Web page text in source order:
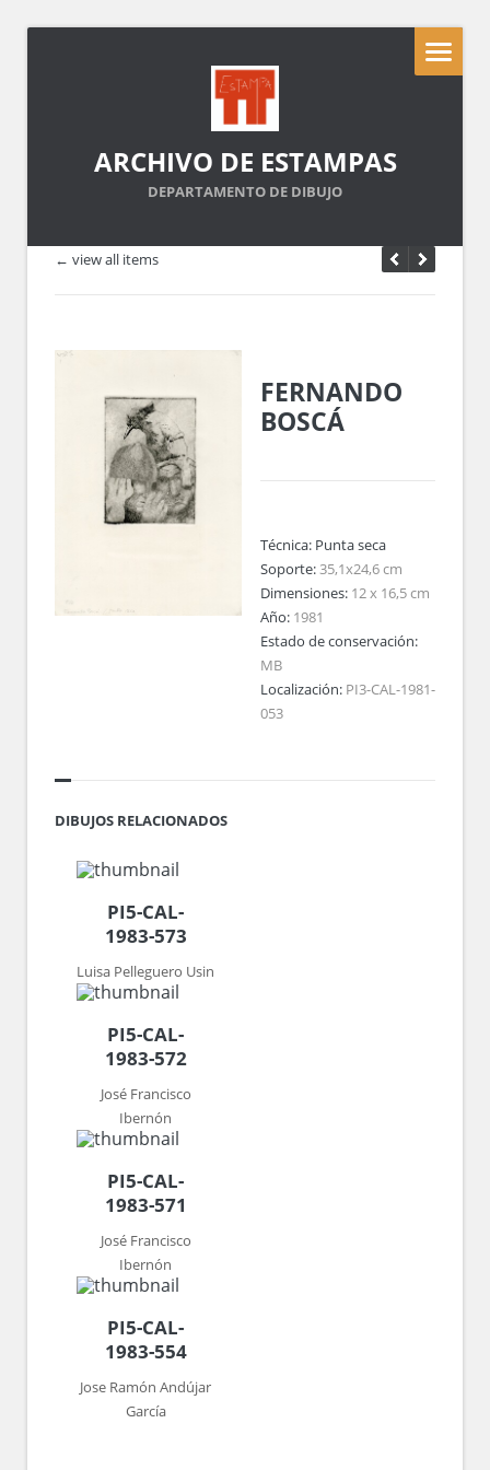
ARCHIVO DE ESTAMPAS
DEPARTAMENTO DE DIBUJO
← view all items
FERNANDO
BOSCÁ
Técnica: Punta seca
Soporte:35,1x24,6 cm
Dimensiones: 12 x 16,5 cm
Año: 1981
Estado de conservación:
MB
Localización: PI3-CAL-1981-
053
DIBUJOS RELACIONADOS
PI5-CAL-
1983-573
Luisa Pelleguero Usin
PI5-CAL-
1983-572
José Francisco
Ibernón
PI5-CAL-
1983-571
José Francisco
Ibernón
PI5-CAL-
1983-554
Jose Ramón Andújar
García